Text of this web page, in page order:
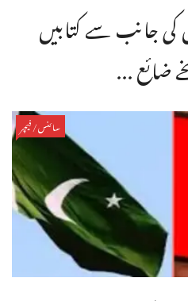
کی جانب سے کتابیں
ضائع ...
سائنس/فیچر